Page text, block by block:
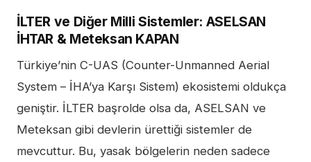
İLTER ve Diğer Milli Sistemler: ASELSAN
İHTAR & Meteksan KAPAN
Türkiye’nin C-UAS (Counter-Unmanned Aerial
System – İHA’ya Karşı Sistem) ekosistemi oldukça
geniştir. İLTER başrolde olsa da, ASELSAN ve
Meteksan gibi devlerin ürettiği sistemler de
mevcuttur. Bu, yasak bölgelerin neden sadece